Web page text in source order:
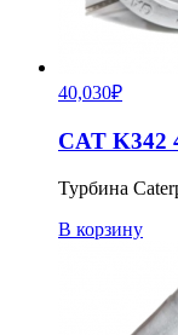
40,030₽
CAT K342
Турбина
В корзину